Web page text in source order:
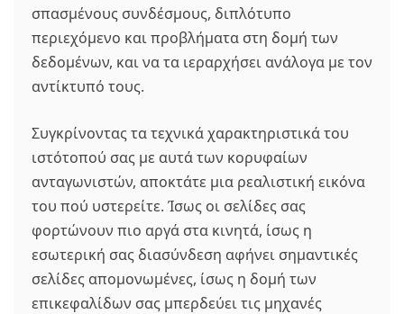
σπασμένους συνδέσμους, διπλότυπο
περιεχόμενο και προβλήματα στη δομή των
δεδομένων, και να τα ιεραρχήσει ανάλογα με τον
αντίκτυπό τους.
Συγκρίνοντας τα τεχνικά χαρακτηριστικά του
ιστότοπού σας με αυτά των κορυφαίων
ανταγωνιστών, αποκτάτε μια ρεαλιστική εικόνα
του πού υστερείτε. Ίσως οι σελίδες σας
φορτώνουν πιο αργά στα κινητά, ίσως η
εσωτερική σας διασύνδεση αφήνει σημαντικές
σελίδες απομονωμένες, ίσως η δομή των
επικεφαλίδων σας μπερδεύει τις μηχανές